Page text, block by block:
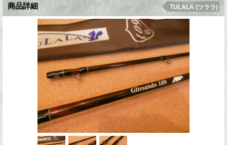
商品詳細 TULALA (ツララ)